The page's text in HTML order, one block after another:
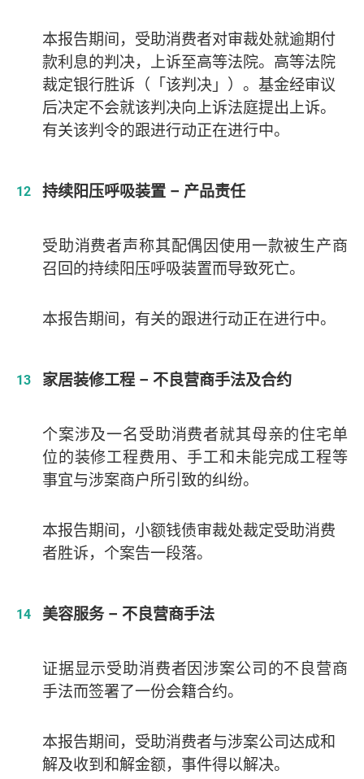
本报告期间，受助消费者对审裁处就逾期付
款利息的判决，上诉至高等法院。高等法院
裁定银行胜诉（「该判决」）。基金经审议
后决定不会就该判决向上诉法庭提出上诉。
有关该判令的跟进行动正在进行中。
持续阳压呼吸装置 – 产品责任
受助消费者声称其配偶因使用一款被生产商
召回的持续阳压呼吸装置而导致死亡。
本报告期间，有关的跟进行动正在进行中。
家居装修工程 – 不良营商手法及合约
个案涉及一名受助消费者就其母亲的住宅单
位的装修工程费用、手工和未能完成工程等
事宜与涉案商户所引致的纠纷。
本报告期间，小额钱债审裁处裁定受助消费
者胜诉，个案告一段落。
美容服务 – 不良营商手法
证据显示受助消费者因涉案公司的不良营商
手法而签署了一份会籍合约。
本报告期间，受助消费者与涉案公司达成和
解及收到和解金额，事件得以解决。